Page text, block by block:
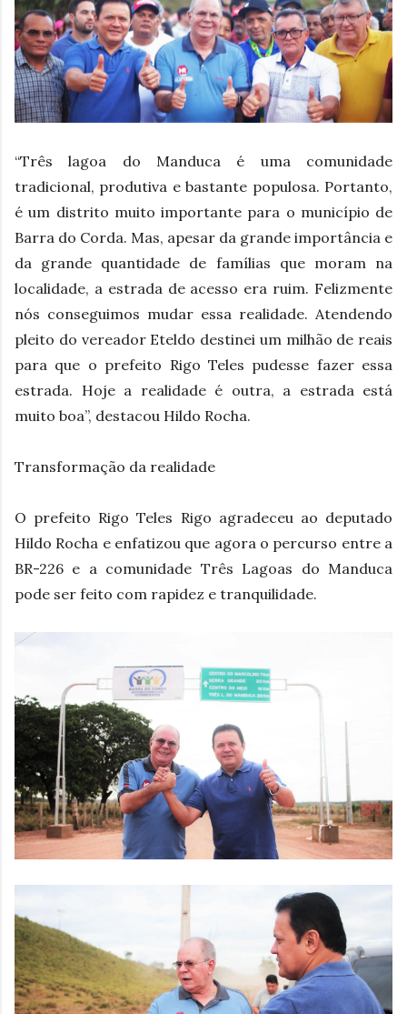
“Três lagoa do Manduca é uma comunidade
tradicional, produtiva e bastante populosa. Portanto,
é um distrito muito importante para o município de
Barra do Corda. Mas, apesar da grande importância e
da grande quantidade de famílias que moram na
localidade, a estrada de acesso era ruim. Felizmente
nós conseguimos mudar essa realidade. Atendendo
pleito do vereador Eteldo destinei um milhão de reais
para que o prefeito Rigo Teles pudesse fazer essa
estrada. Hoje a realidade é outra, a estrada está
muito boa”, destacou Hildo Rocha.
Transformação da realidade
O prefeito Rigo Teles Rigo agradeceu ao deputado
Hildo Rocha e enfatizou que agora o percurso entre a
BR-226 e a comunidade Três Lagoas do Manduca
pode ser feito com rapidez e tranquilidade.